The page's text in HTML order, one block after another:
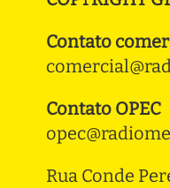
Contato
Contato OPEC
Rua Conde